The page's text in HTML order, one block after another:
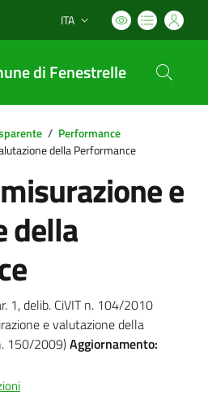
Lingua attiva:
ITA
di Fenestrelle
/ Performance
della Performance
e
della
1, delib. CiVIT n. 104/2010
e valutazione della
150/2009)Aggiornamento: